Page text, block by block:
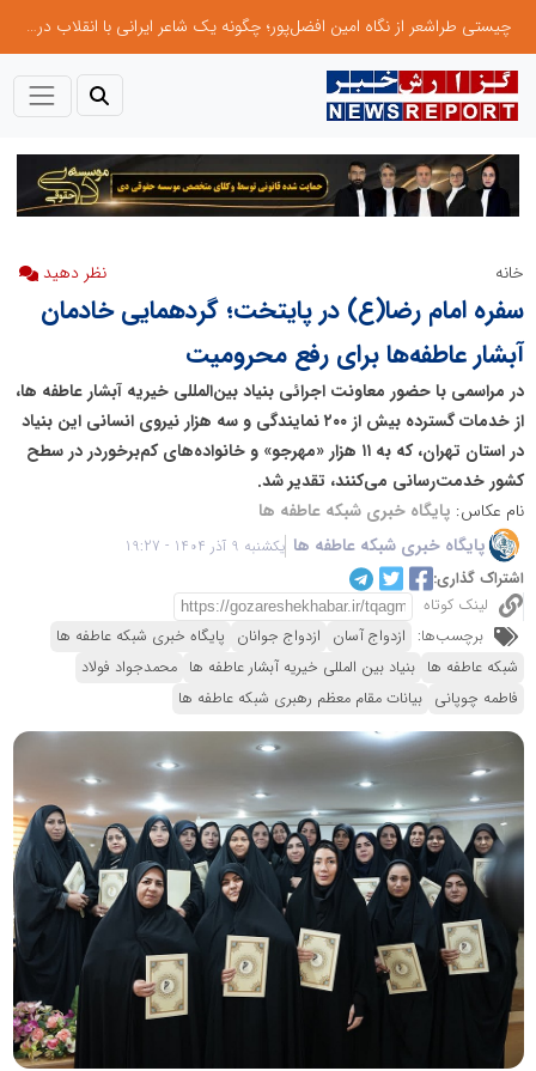
چیستی طراشعر از نگاه امین افضل‌پور؛ چگونه یک شاعر ایرانی با انقلاب در جایگاه حرف، شعر را از متن خطی به میدان ادراک بصری تبدیل کرد؟
خانه
سفره امام رضا(ع) در پایتخت؛ گردهمایی خادمان
آبشار عاطفه‌ها برای رفع محرومیت
در مراسمی با حضور معاونت اجرائی بنیاد بین‌المللی خیریه آبشار عاطفه ها،
از خدمات گسترده بیش از ۲۰۰ نمایندگی و سه هزار نیروی انسانی این بنیاد
در استان تهران، که به ۱۱ هزار «مهرجو» و خانواده‌های کم‌برخوردر در سطح
کشور خدمت‌رسانی می‌کنند، تقدیر شد.
نام عکاس: پایگاه خبری شبکه عاطفه ها
پایگاه خبری شبکه عاطفه ها یکشنبه 9 آذر 1404 - 19:27
اشتراک گذاری:
لینک کوتاه
برچسب‌ها: ازدواج آسان ازدواج جوانان پایگاه خبری شبکه عاطفه ها
شبکه عاطفه ها بنیاد بین المللی خیریه آبشار عاطفه ها محمدجواد فولاد
فاطمه چوپانی بیانات مقام معظم رهبری شبکه عاطفه ها